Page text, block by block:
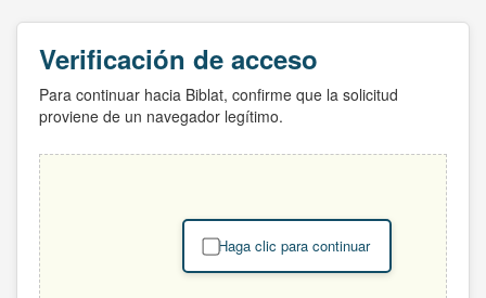
Verificación de acceso
Para continuar hacia Biblat, confirme que la solicitud
proviene de un navegador legítimo.
Haga clic para continuar